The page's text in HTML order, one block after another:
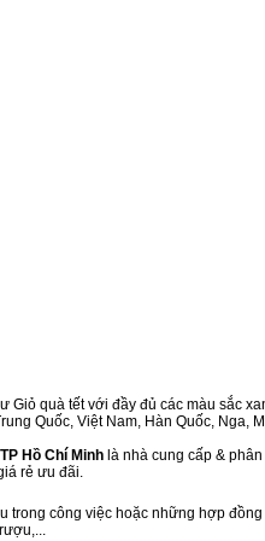
Giỏ quà tết với đầy đủ các màu sắc
Quốc, Việt Nam, Hàn Quốc, Nga,
Hồ Chí Minh là nhà cung cấp &
rẻ ưu đãi.
trong công việc hoặc những hợp